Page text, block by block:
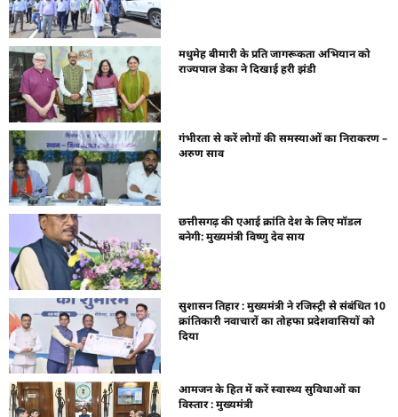
मधुमेह बीमारी के प्रति जागरूकता अभियान को
राज्यपाल डेका ने दिखाई हरी झंडी
गंभीरता से करें लोगों की समस्याओं का निराकरण –
अरुण साव
छत्तीसगढ़ की एआई क्रांति देश के लिए मॉडल
बनेगी: मुख्यमंत्री विष्णु देव साय
सुशासन तिहार : मुख्यमंत्री ने रजिस्ट्री से संबंधित 10
क्रांतिकारी नवाचारों का तोहफा प्रदेशवासियों को
दिया
आमजन के हित में करें स्वास्थ्य सुविधाओं का
विस्तार : मुख्यमंत्री